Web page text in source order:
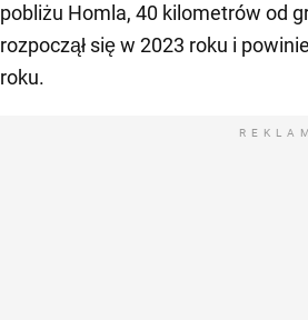
pobliżu Homla, 40 kilometrów od
rozpoczął się w 2023 roku i
roku.